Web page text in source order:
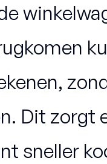
Dit zorgt
sneller